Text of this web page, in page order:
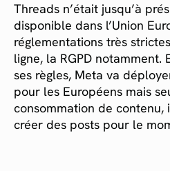
Threads n’était jusqu’à
disponible dans l’Union
réglementations très
ligne, la RGPD
ses règles, Meta va
pour les Européens mais
consommation de contenu,
créer des posts pour le